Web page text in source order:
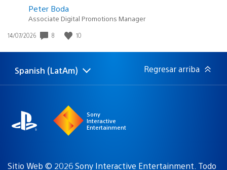
Peter Boda
Associate Digital Promotions Manager
Fecha
publicación:
14/07/2026 8 10
Elige
una
Región
actual:
Spanish (LatAm) Regresar arriba
Sony
Interactive
Entertainment
Sitio Web © 2026 Sony Interactive Entertainment. Todo